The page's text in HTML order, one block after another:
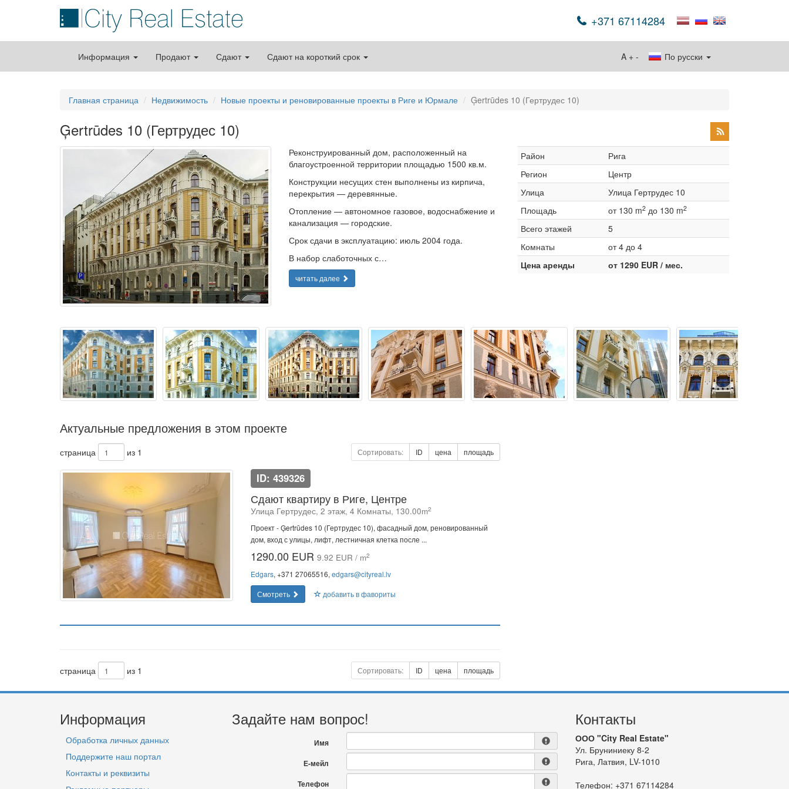
+371 67114284
Информация Продают Сдают Сдают на короткий срок По русски
A + -
Главная страница Недвижимость Новые проекты и реновированные проекты в Риге и Юрмале Ģertrūdes 10 (Гертрудес 10)
Ģertrūdes 10 (Гертрудес 10)
Реконструированный дом, расположенный на
благоустроенной территории площадью 1500 кв.м.
Конструкции несущих стен выполнены из кирпича,
перекрытия — деревянные.
Отопление — автономное газовое, водоснабжение и
канализация — городские.
Срок сдачи в эксплуатацию: июль 2004 года.
В набор слаботочных с…
читать далее
Район
Рига
Регион
Центр
Улица
Улица Гертрудес 10
Площадь
от 130 m2 до 130 m2
Всего этажей
5
Комнаты
от 4 до 4
Цена аренды
от 1290 EUR / мес.
Актуальные предложения в этом проекте
страница из 1 Сортировать: ID цена площадь
ID: 439326
Сдают квартиру в Риге, Центре
Улица Гертрудес, 2 этаж, 4 Комнаты, 130.00m2
Проект - Ģertrūdes 10 (Гертрудес 10), фасадный дом, реновированный
дом, вход с улицы, лифт, лестничная клетка после ...
1290.00 EUR 9.92 EUR / m2
Edgars, +371 27065516, edgars@cityreal.lv
Смотреть
добавить в фавориты
страница из 1 Сортировать: ID цена площадь
Информация
Обработка личных данных
Поддержите наш портал
Контакты и реквизиты
Задайте нам вопрос!
Имя
Е-мейл
Телефон
Контакты
ООО "City Real Estate"
Ул. Бруниниеку 8-2
Рига, Латвия, LV-1010
Телефон: +371 67114284